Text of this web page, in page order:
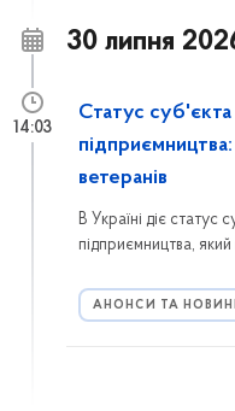
30 липня
Статус
ветеранів
В Україні діє статус
підприємництва,
освітніх ініціатив.
статус, як подати
АНОНСИ ТА
14:03